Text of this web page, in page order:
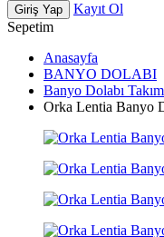
Giriş Yap
Kayıt Ol
Sepetim
Anasayfa
BANYO DOLABI
Banyo Dolabı
Orka Lentia Banyo